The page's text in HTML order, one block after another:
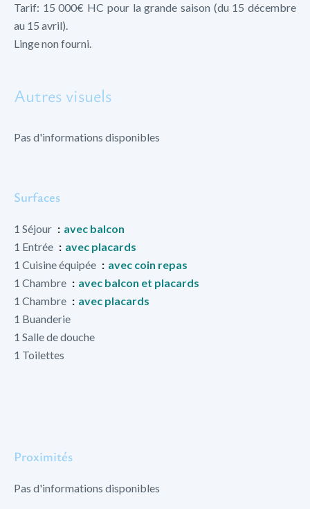
Tarif: 15 000€ HC pour la grande saison (du 15 décembre
au 15 avril).
Linge non fourni.
Autres visuels
Pas d'informations disponibles
Surfaces
1 Séjour
avec balcon
1 Entrée
avec placards
1 Cuisine équipée
avec coin repas
1 Chambre
avec balcon et placards
1 Chambre
avec placards
1 Buanderie
1 Salle de douche
1 Toilettes
Proximités
Pas d'informations disponibles